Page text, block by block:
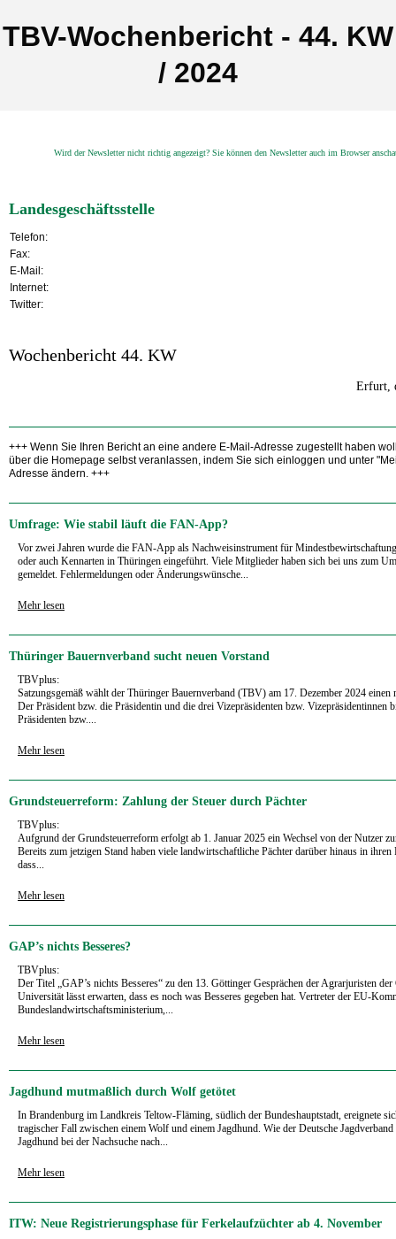
TBV-Wochenbericht - 44. KW
/ 2024
Wird der Newsletter nicht richtig angezeigt? Sie können den Newsletter auch im Browser
Landesgeschäftsstelle
Telefon:
Fax:
E-Mail:
Internet:
Twitter:
Wochenbericht 44. KW
Erfurt,
+++ Wenn Sie Ihren Bericht an eine andere E-Mail-Adresse zugestellt haben
über die Homepage selbst veranlassen, indem Sie sich einloggen und unter
Adresse ändern. +++
Umfrage: Wie stabil läuft die FAN-App?
Vor zwei Jahren wurde die FAN-App als Nachweisinstrument für
oder auch Kennarten in Thüringen eingeführt. Viele Mitglieder haben sich bei uns zum
gemeldet. Fehlermeldungen oder Änderungswünsche...
Mehr lesen
Thüringer Bauernverband sucht neuen Vorstand
TBVplus:
Satzungsgemäß wählt der Thüringer Bauernverband (TBV) am 17. Dezember 2024 einen
Der Präsident bzw. die Präsidentin und die drei Vizepräsidenten bzw. Vizepräsidentinnen
Präsidenten bzw....
Mehr lesen
Grundsteuerreform: Zahlung der Steuer durch Pächter
TBVplus:
Aufgrund der Grundsteuerreform erfolgt ab 1. Januar 2025 ein Wechsel von der Nutzer
Bereits zum jetzigen Stand haben viele landwirtschaftliche Pächter darüber hinaus in ihren
dass...
Mehr lesen
GAP’s nichts Besseres?
TBVplus:
Der Titel „GAP’s nichts Besseres“ zu den 13. Göttinger Gesprächen der Agrarjuristen
Universität lässt erwarten, dass es noch was Besseres gegeben hat. Vertreter der EU-
Bundeslandwirtschaftsministerium,...
Mehr lesen
Jagdhund mutmaßlich durch Wolf getötet
In Brandenburg im Landkreis Teltow-Fläming, südlich der Bundeshauptstadt, ereignete
tragischer Fall zwischen einem Wolf und einem Jagdhund. Wie der Deutsche
Jagdhund bei der Nachsuche nach...
Mehr lesen
ITW: Neue Registrierungsphase für Ferkelaufzüchter ab 4. November